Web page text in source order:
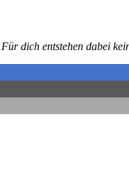
dich entstehen dabei